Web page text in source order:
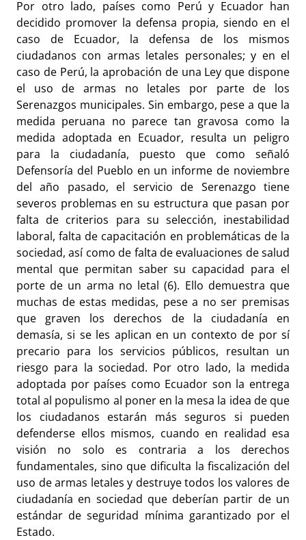
Por otro lado, países como Perú y Ecuador han
decidido promover la defensa propia, siendo en el
caso de Ecuador, la defensa de los mismos
ciudadanos con armas letales personales; y en el
caso de Perú, la aprobación de una Ley que dispone
el uso de armas no letales por parte de los
Serenazgos municipales. Sin embargo, pese a que la
medida peruana no parece tan gravosa como la
medida adoptada en Ecuador, resulta un peligro
para la ciudadanía, puesto que como señaló
Defensoría del Pueblo en un informe de noviembre
del año pasado, el servicio de Serenazgo tiene
severos problemas en su estructura que pasan por
falta de criterios para su selección, inestabilidad
laboral, falta de capacitación en problemáticas de la
sociedad, así como de falta de evaluaciones de salud
mental que permitan saber su capacidad para el
porte de un arma no letal (6). Ello demuestra que
muchas de estas medidas, pese a no ser premisas
que graven los derechos de la ciudadanía en
demasía, si se les aplican en un contexto de por sí
precario para los servicios públicos, resultan un
riesgo para la sociedad. Por otro lado, la medida
adoptada por países como Ecuador son la entrega
total al populismo al poner en la mesa la idea de que
los ciudadanos estarán más seguros si pueden
defenderse ellos mismos, cuando en realidad esa
visión no solo es contraria a los derechos
fundamentales, sino que dificulta la fiscalización del
uso de armas letales y destruye todos los valores de
ciudadanía en sociedad que deberían partir de un
estándar de seguridad mínima garantizado por el
Estado.